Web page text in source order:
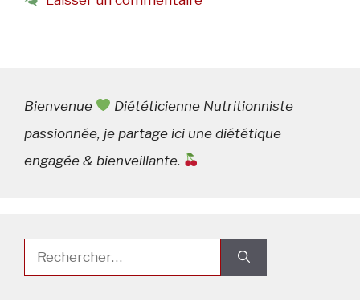
Bienvenue
Diététicienne Nutritionniste
passionnée, je partage ici une diététique
engagée & bienveillante.
Rechercher :